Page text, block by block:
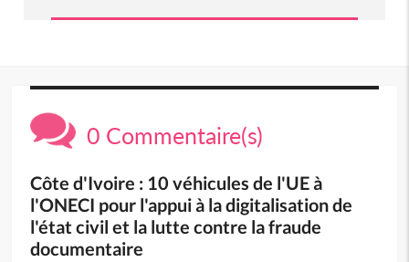
0 Commentaire(s)
Côte d'Ivoire : 10 véhicules de l'UE à
l'ONECI pour l'appui à la digitalisation de
l'état civil et la lutte contre la fraude
documentaire